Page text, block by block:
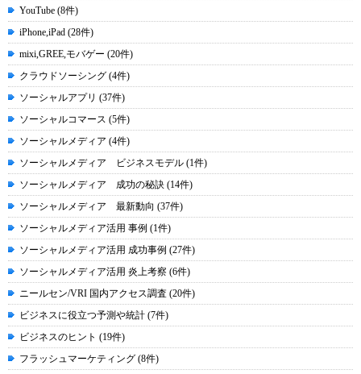
YouTube (8件)
iPhone,iPad (28件)
mixi,GREE,モバゲー (20件)
クラウドソーシング (4件)
ソーシャルアプリ (37件)
ソーシャルコマース (5件)
ソーシャルメディア (4件)
ソーシャルメディア ビジネスモデル (1件)
ソーシャルメディア 成功の秘訣 (14件)
ソーシャルメディア 最新動向 (37件)
ソーシャルメディア活用 事例 (1件)
ソーシャルメディア活用 成功事例 (27件)
ソーシャルメディア活用 炎上考察 (6件)
ニールセン/VRI 国内アクセス調査 (20件)
ビジネスに役立つ予測や統計 (7件)
ビジネスのヒント (19件)
フラッシュマーケティング (8件)